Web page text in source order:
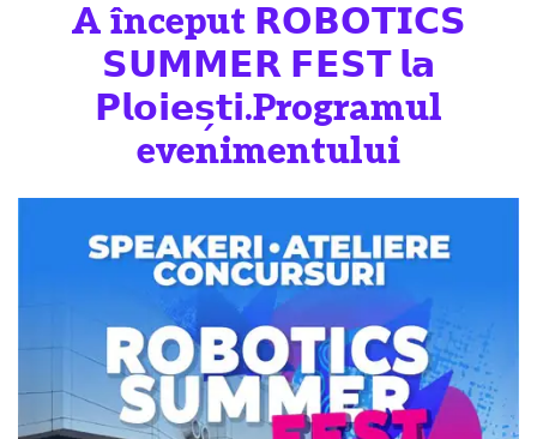
A început 𝗥𝗢𝗕𝗢𝗧𝗜𝗖𝗦
𝗦𝗨𝗠𝗠𝗘𝗥 𝗙𝗘𝗦𝗧 𝗹𝗮
𝗣𝗹𝗼𝗶𝗲𝘀̗𝘁𝗶.Programul
evenimentului